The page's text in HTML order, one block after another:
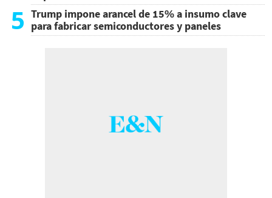
5 Trump impone arancel de 15% a insumo clave
para fabricar semiconductores y paneles